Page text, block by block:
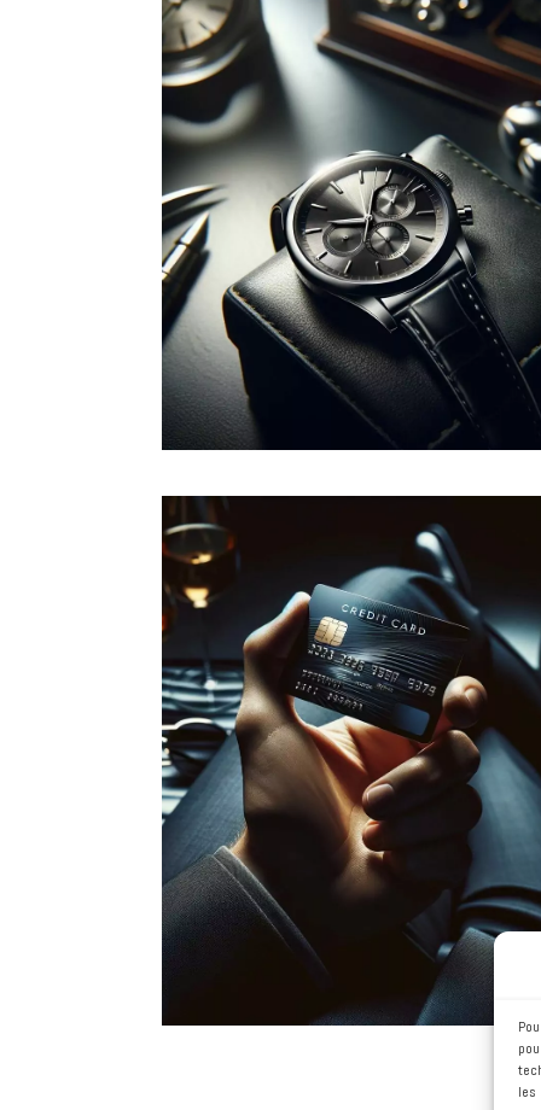
les
Développer votre
marque
Une stratégie de marque (brand
strategy en anglais) est le guide
qui oriente les décisions d'une
entreprise pour construire une
marque performante sur le
marché.
Vendre en ligne
Il existe différents moyens de
vendre sur Internet : avoir son
propre site, déployer une
solution logistique. Nous vous
proposons les meilleures
réponses à votre stratégie,
notamment avec WordPress et
Woocommerce.